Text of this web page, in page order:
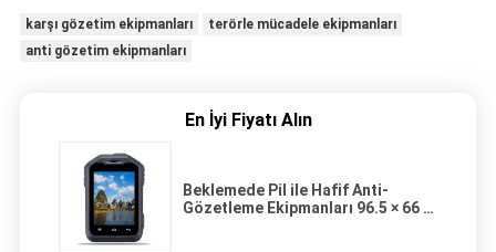
karşı gözetim ekipmanları
terörle mücadele ekipmanları
anti gözetim ekipmanları
En İyi Fiyatı Alın
Beklemede Pil ile Hafif Anti-
Gözetleme Ekipmanları 96.5 × 66 ×